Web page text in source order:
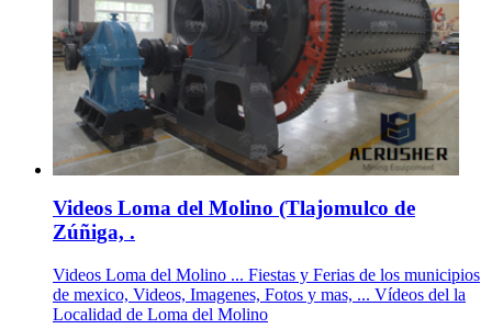
Videos Loma del Molino (Tlajomulco de
Zúñiga, .
Videos Loma del Molino ... Fiestas y Ferias de los municipios
de mexico, Videos, Imagenes, Fotos y mas, ... Vídeos del la
Localidad de Loma del Molino